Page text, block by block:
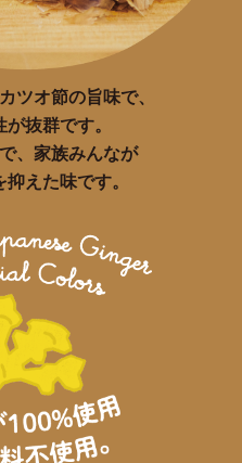
ツオ節の旨味で、
抜群です。
、家族みんなが
えた味です。